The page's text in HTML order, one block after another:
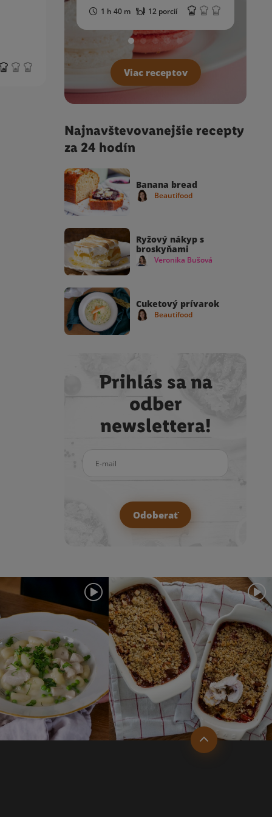
1 h 40 m 12 porcií
Viac receptov
Najnavštevovanejšie recepty
za 24 hodín
Banana bread
Beautifood
Ryžový nákyp s
broskyňami
Veronika Bušová
Cuketový prívarok
Beautifood
Prihlás sa na
odber
newslettera!
Odoberať